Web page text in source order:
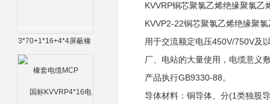
3*70+1*16+4*4屏蔽橡
KVVRP铜芯聚氯乙烯绝缘聚氯
KVVP2-22铜芯聚氯乙烯绝缘聚
用于交流额定电压450V/750V及
厂、电站的大量使用，电缆意义
产品执行GB9330-88。
导体材料：铜导体、分(1类独股